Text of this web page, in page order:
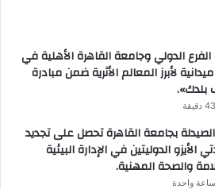
الدولي وجامعة القاهرة الأهلية في
لأبرز المعالم الأثرية ضمن مبادرة
بلدك».
بجامعة القاهرة تحصل على تجديد
الأيزو الدوليتين في الإدارة البيئية
والصحة المهنية.
واحدة